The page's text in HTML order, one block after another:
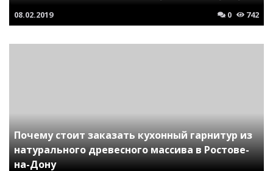
08.02.2019 0 742
Почему стоит заказать кухонный гарнитур из
натурального древесного массива в Ростове-
на-Дону